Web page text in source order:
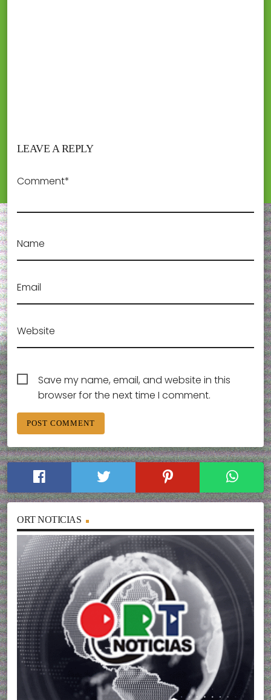
LEAVE A REPLY
Comment*
Name
Email
Website
Save my name, email, and website in this
browser for the next time I comment.
ORT NOTICIAS